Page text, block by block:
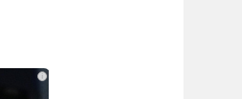
i